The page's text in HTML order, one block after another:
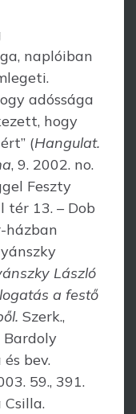
naplóiban
adóssága
hogy
(Hangulat.
, 9. 2002. no.
Feszty
tér 13. – Dob
házban
László
a festő
Szerk.,
Bardoly
bev.
59., 391.
Csilla.